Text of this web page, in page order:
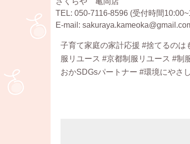
TEL: 050-7116-8596 (受付時間
E-mail:
子育て家庭の家計応援 #捨てるの
服リユース #京都制服リユース #制
おかSDGsパートナー #環境にやさ